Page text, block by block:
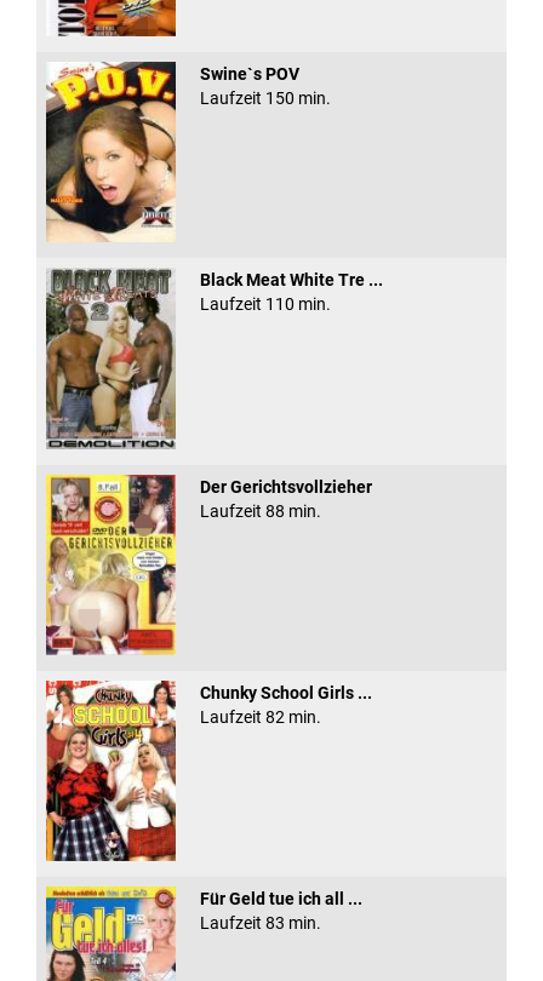
Swine`s POV
Laufzeit 150 min.
Black Meat White Tre ...
Laufzeit 110 min.
Der Gerichtsvollzieher
Laufzeit 88 min.
Chunky School Girls ...
Laufzeit 82 min.
Für Geld tue ich all ...
Laufzeit 83 min.